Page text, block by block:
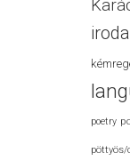
poetry
pöttyös/